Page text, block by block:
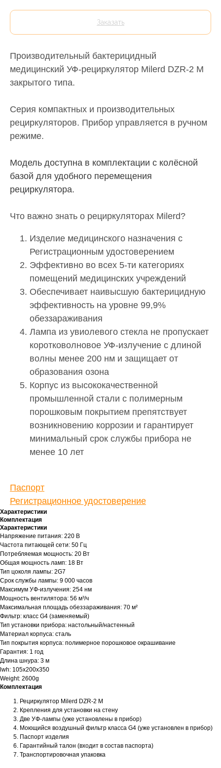
Заказать
Производительный бактерицидный
медицинский УФ-рециркулятор Milerd DZR-2 М
закрытого типа.
Серия компактных и производительных
рециркуляторов. Прибор управляется в ручном
режиме.
Модель доступна в комплектации с колёсной
базой для удобного перемещения
рециркулятора.
Что важно знать о рециркуляторах Milerd?
Изделие медицинского назначения с
Регистрационным удостоверением
Эффективно во всех 5-ти категориях
помещений медицинских учреждений
Обеспечивает наивысшую бактерицидную
эффективность на уровне 99,9%
обеззараживания
Лампа из увиолевого стекла не пропускает
коротковолновое УФ-излучение с длиной
волны менее 200 нм и защищает от
образования озона
Корпус из высококачественной
промышленной стали с полимерным
порошковым покрытием препятствует
возникновению коррозии и гарантирует
минимальный срок службы прибора не
менее 10 лет
Паспорт
Регистрационное удостоверение
Характеристики
Комплектация
Характеристики
Напряжение питания: 220 В
Частота питающей сети: 50 Гц
Потребляемая мощность: 20 Вт
Общая мощность ламп: 18 Вт
Тип цоколя лампы: 2G7
Срок службы лампы: 9 000 часов
Максимум УФ-излучения: 254 нм
Мощность вентилятора: 56 м³/ч
Максимальная площадь обеззараживания: 70 м²
Фильтр: класс G4 (заменяемый)
Тип установки прибора: настольный/настенный
Материал корпуса: сталь
Тип покрытия корпуса: полимерное порошковое окрашивание
Гарантия: 1 год
Длина шнура: 3 м
lwh: 105x200x350
Weight: 2600g
Комплектация
Рециркулятор Milerd DZR-2 M
Крепления для установки на стену
Две УФ-лампы (уже установлены в прибор)
Моющийся воздушный фильтр класса G4 (уже установлен в прибор)
Паспорт изделия
Гарантийный талон (входит в состав паспорта)
Транспортировочная упаковка